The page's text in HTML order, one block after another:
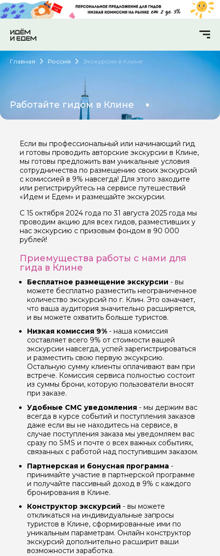
Главная Россия Экскурсии в Клине
Работайте гидом в Клине
Если вы профессиональный или начинающий гид
и готовы проводить авторские экскурсии в Клине,
мы готовы предложить вам уникальные условия
сотрудничества по размещению своих экскурсий
с комиссией в 9% навсегда! Для этого заходите
или регистрируйтесь на сервисе путешествий
«Идем и Едем» и размещайте экскурсии.
С 15 октября 2024 года по 31 августа 2025 года мы
проводим акцию для всех гидов, разместивших у
нас экскурсию с призовым фондом в 90 000
рублей!
Приемущества работы с нами для
гида в Клине
Бесплатное размещение экскурсии - вы
можете бесплатно разместить неограниченное
количество экскурсий по г. Клин. Это означает,
что ваша аудитория значительно расширяется,
и вы можете охватить больше туристов.
Низкая комиссия 9% - наша комиссия
составляет всего 9% от стоимости вашей
экскурсии навсегда, успей зарегистрироваться
и разместить свою первую эксукрсию.
Остальную сумму клиенты оплачивают вам при
встрече. Комиссия сервиса полностью состоит
из суммы брони, которую пользователи вносят
при заказе.
Удобные СМС уведомления - мы держим вас
всегда в курсе событий и поступления заказов
даже если вы не находитесь на сервисе, в
случае поступления заказа мы уведомляем вас
сразу по SMS и почте о всех важных событиях,
связанных с работой над поступившим заказом.
Партнерская и бонусная программа -
принимайте участие в партнерской программе
и получайте пассивный доход в 9% с каждого
бронирования в Клине.
Конструктор экскурсий - вы можете
откликаться на индивидуальные запросы
туристов в Клине, сформированные ими по
уникальным параметрам. Онлайн конструктор
экскурсий дополнительно расширит ваши
возможности заработка.